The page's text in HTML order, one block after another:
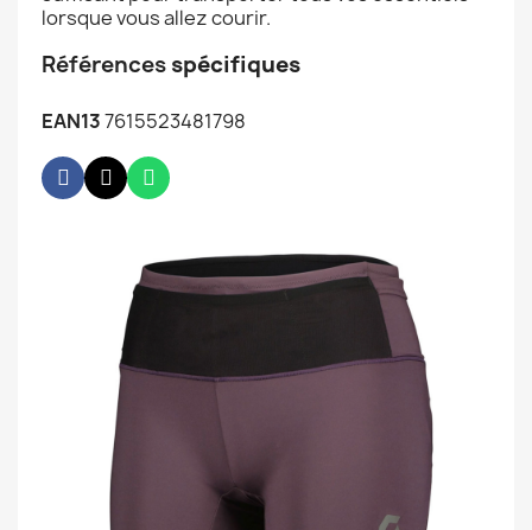
lorsque vous allez courir.
Références spécifiques
EAN137615523481798